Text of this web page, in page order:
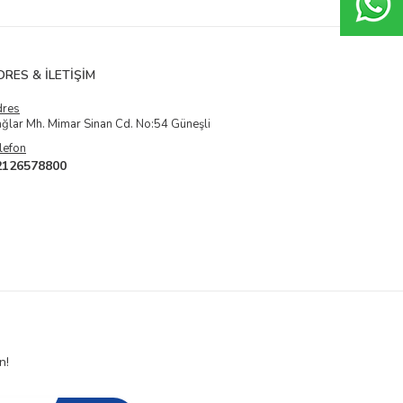
& İLETIŞIM
Mh. Mimar Sinan Cd. No:54 Güneşli